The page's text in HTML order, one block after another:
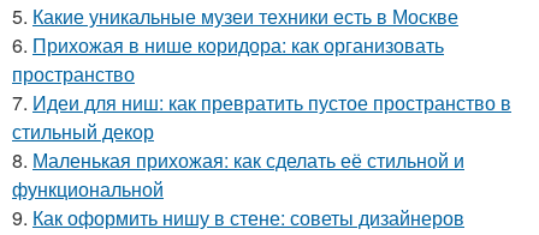
5. Какие уникальные музеи техники есть в Москве
6. Прихожая в нише коридора: как организовать
пространство
7. Идеи для ниш: как превратить пустое пространство в
стильный декор
8. Маленькая прихожая: как сделать её стильной и
функциональной
9. Как оформить нишу в стене: советы дизайнеров